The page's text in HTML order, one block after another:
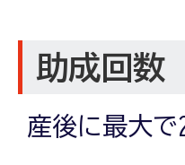
助成回数
産後に最大で